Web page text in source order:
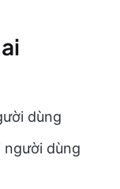
dùng
người dùng